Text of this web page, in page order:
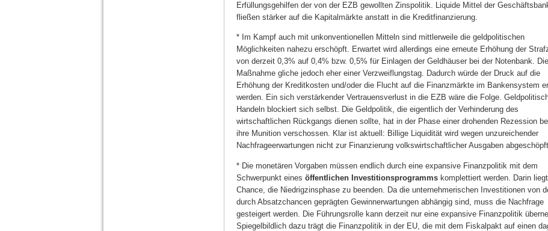
Erfüllungsgehilfen der von der EZB gewollten Zinspolitik. Liquide Mittel der
fließen stärker auf die Kapitalmärkte anstatt in die Kreditfinanzierung.
* Im Kampf auch mit unkonventionellen Mitteln sind mittlerweile die geldpolitischen
Möglichkeiten nahezu erschöpft. Erwartet wird allerdings eine erneute Erhöhung der
von derzeit 0,3% auf 0,4% bzw. 0,5% für Einlagen der Geldhäuser bei der Notenbank. Die
Maßnahme gliche jedoch eher einer Verzweiflungstag. Dadurch würde der Druck auf die
Erhöhung der Kreditkosten und/oder die Flucht auf die Finanzmärkte im Bankensystem
werden. Ein sich verstärkender Vertrauensverlust in die EZB wäre die Folge.
Handeln blockiert sich selbst. Die Geldpolitik, die eigentlich der Verhinderung des
wirtschaftlichen Rückgangs dienen sollte, hat in der Phase einer drohenden Rezession
ihre Munition verschossen. Klar ist aktuell: Billige Liquidität wird wegen unzureichender
Nachfrageerwartungen nicht zur Finanzierung volkswirtschaftlicher Ausgaben
* Die monetären Vorgaben müssen endlich durch eine expansive Finanzpolitik mit dem
Schwerpunkt eines öffentlichen Investitionsprogramms komplettiert werden. Darin
Chance, die Niedrigzinsphase zu beenden. Da die unternehmerischen Investitionen von
durch Absatzchancen geprägten Gewinnerwartungen abhängig sind, muss die Nachfrage
gesteigert werden. Die Führungsrolle kann derzeit nur eine expansive Finanzpolitik
Spiegelbildlich dazu trägt die Finanzpolitik in der EU, die mit dem Fiskalpakt auf einen